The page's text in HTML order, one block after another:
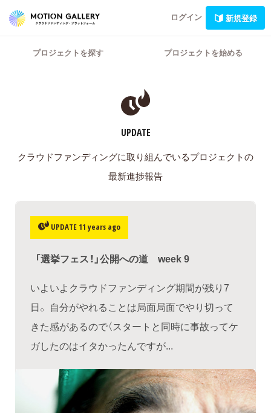
ログイン 新規登録
プロジェクトを探す プロジェクトを始める
UPDATE
クラウドファンディングに取り組んでいるプロジェクトの
最新進捗報告
UPDATE 11 years ago
「選挙フェス！」公開への道 week 9
いよいよクラウドファンディング期間が残り7
日。 自分がやれることは局面局面でやり切って
きた感があるので（スタートと同時に事故ってケ
ガしたのはイタかったんですが...